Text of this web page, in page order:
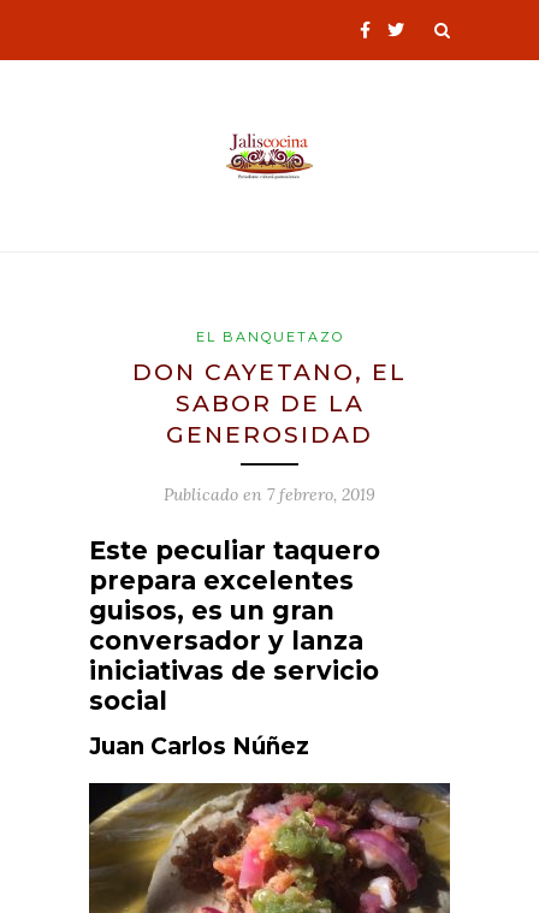
EL BANQUETAZO
DON CAYETANO, EL
SABOR DE LA
GENEROSIDAD
Publicado en 7 febrero, 2019
Este peculiar taquero
prepara excelentes
guisos, es un gran
conversador y lanza
iniciativas de servicio
social
Juan Carlos Núñez